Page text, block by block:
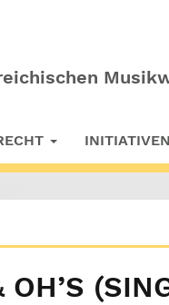
INITIATIVEN
OH’S